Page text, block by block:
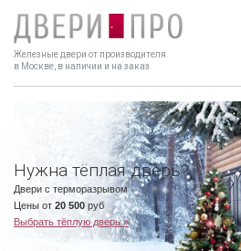
Железные двери от производителя
в Москве, в наличии и на заказ
Нужна тёплая дверь?
Двери с терморазрывом
Цены от 20 500 руб
Выбрать тёплую дверь »